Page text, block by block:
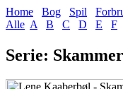
Home Bog Spil
Alle A B C D E F
Serie: